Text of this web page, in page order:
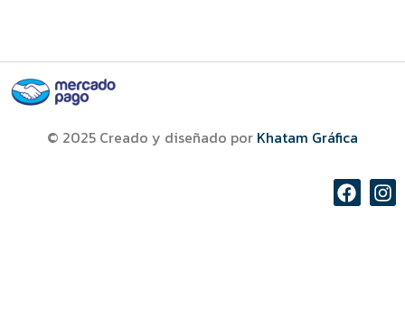
© 2025 Creado y diseñado por Khatam Gráfica